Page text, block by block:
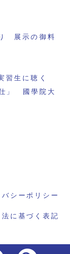
展示の御料
習生に聴く
」 國學院大
バシーポリシー
に基づく表記